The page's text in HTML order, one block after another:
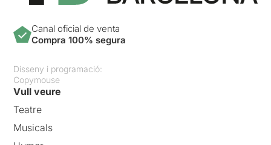
Canal oficial de venta
Compra 100% segura
Disseny i programació:
Copymouse
Vull veure
Teatre
Musicals